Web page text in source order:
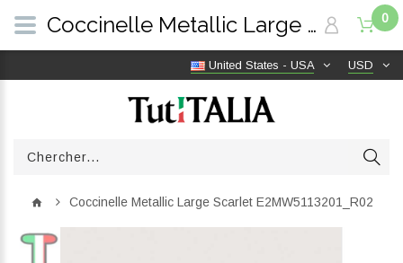
USD
United States - USA
0
Coccinelle Metallic Large Scarlet E2MW5113201_R02
Coccinelle Metallic Large Scarlet E2MW5113201_R02 | TutITALIA